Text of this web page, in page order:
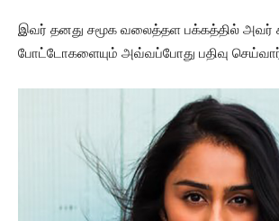
இவர் தனது சமூக வலைத்தள பக்கத்தில் அவர்
போட்டோகளையும் அவ்வப்போது பதிவு